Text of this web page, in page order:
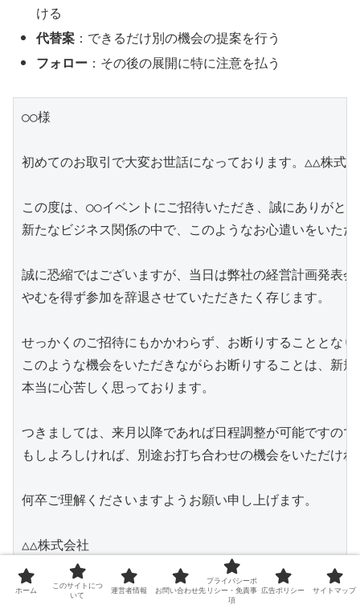
ける
代替案 ：できるだけ別の機会の提案を行う
フォロー ：その後の展開に特に注意を払う
○○様
初めてのお取引で大変お世話になっております。△△株式
この度は、○○イベントにご招待いただき、誠にありがと
新たなビジネス関係の中で、このようなお心遣いをいた
誠に恐縮ではございますが、当日は弊社の経営計画発表
やむを得ず参加を辞退させていただきたく存じます。
せっかくのご招待にもかかわらず、お断りすることとな
このような機会をいただきながらお断りすることは、新
本当に心苦しく思っております。
つきましては、来月以降であれば日程調整が可能ですので
もしよろしければ、別途お打ち合わせの機会をいただけ
何卒ご理解くださいますようお願い申し上げます。
△△株式会社
□□ □□
ホーム
このサイトにつ
いて
運営者情報 お問い合わせ先
プライバシーポ
リシー・免責事
項
広告ポリシー サイトマップ